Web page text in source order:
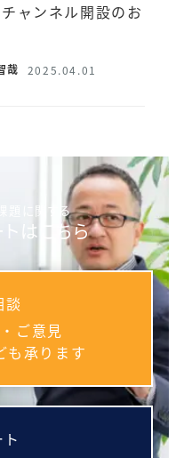
ャンネル開設のお
哉 2025.04.01
題に関する
はこちら
談
ご意見
も承ります